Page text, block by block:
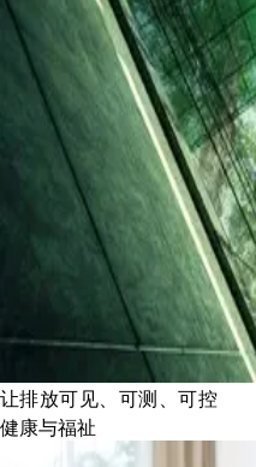
让排放可见、可测、可控
健康与福祉